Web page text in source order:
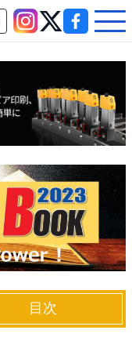
ンテンツ
刷
印刷通販
ント 信用情報
ジネス・多彩な商材～
目次